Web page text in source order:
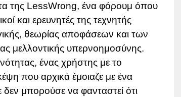
της LessWrong, ένα φόρουμ όπου
και ερευνητές της τεχνητής
θεωρίας αποφάσεων και των
μελλοντικής υπερνοημοσύνης.
ένας χρήστης με το
που αρχικά έμοιαζε με ένα
δεν μπορούσε να φανταστεί ότι